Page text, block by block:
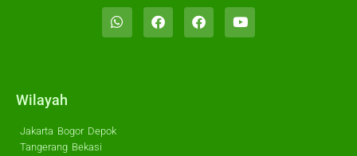
Wilayah
Jakarta Bogor Depok
Tangerang Bekasi